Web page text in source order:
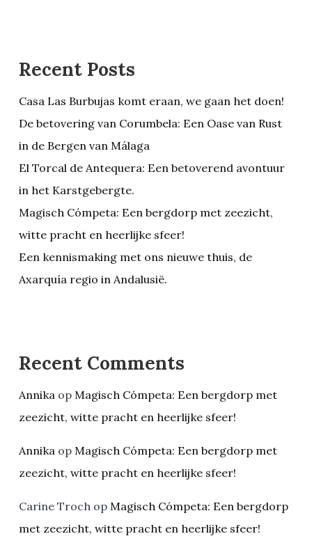
Recent Posts
Casa Las Burbujas komt eraan, we gaan het doen!
De betovering van Corumbela: Een Oase van Rust
in de Bergen van Málaga
El Torcal de Antequera: Een betoverend avontuur
in het Karstgebergte.
Magisch Cómpeta: Een bergdorp met zeezicht,
witte pracht en heerlijke sfeer!
Een kennismaking met ons nieuwe thuis, de
Axarquía regio in Andalusië.
Recent Comments
Annika op Magisch Cómpeta: Een bergdorp met
zeezicht, witte pracht en heerlijke sfeer!
Annika op Magisch Cómpeta: Een bergdorp met
zeezicht, witte pracht en heerlijke sfeer!
Carine Troch op Magisch Cómpeta: Een bergdorp
met zeezicht, witte pracht en heerlijke sfeer!